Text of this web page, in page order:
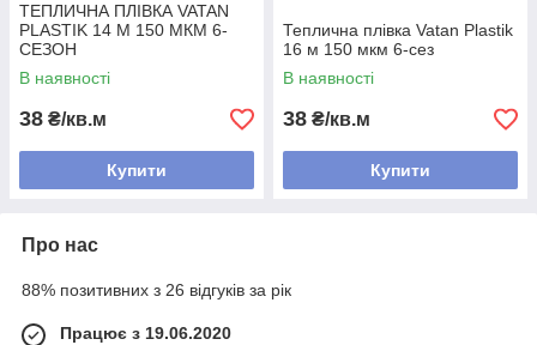
ТЕПЛИЧНА ПЛІВКА VATAN
PLASTIK 14 М 150 МКМ 6-
СЕЗОН
В наявності
38 ₴/кв.м
Купити
Теплична плівка Vatan Plastik
16 м 150 мкм 6-сез
В наявності
38 ₴/кв.м
Купити
Про нас
88% позитивних з 26 відгуків за рік
Працює з 19.06.2020